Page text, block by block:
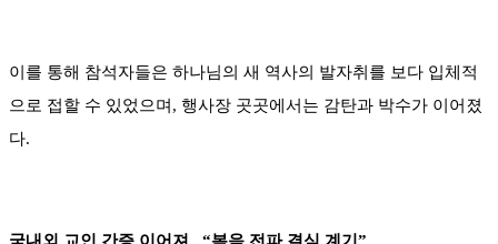
이를 통해 참석자들은 하나님의 새 역사의 발자취를 보다 입체적
으로 접할 수 있었으며, 행사장 곳곳에서는 감탄과 박수가 이어졌
다.